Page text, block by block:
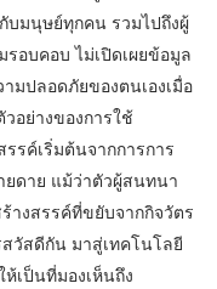
มนุษย์ทุกคน รวมไปถึงผู้
รอบคอบ ไม่เปิดเผยข้อมูล
มปลอดภัยของตนเองเมื่อ
อย่างของการใช้
รค์เริ่มต้นจากการการ
ดาย แม้ว่าตัวผู้สนทนา
างสรรค์ที่ขยับจากกิจวัตร
วัสดีกัน มาสู่เทคโนโลยี
เป็นที่มองเห็นถึง